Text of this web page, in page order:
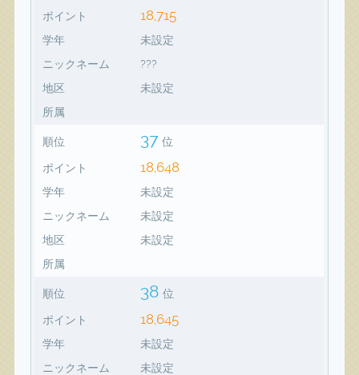
ポイント 18,715
学年
未設定
ニックネーム
???
地区
未設定
所属
順位 37 位
ポイント 18,648
学年
未設定
ニックネーム
未設定
地区
未設定
所属
順位 38 位
ポイント 18,645
学年
未設定
ニックネーム
未設定